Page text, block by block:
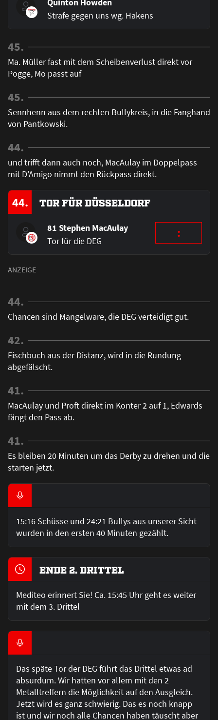
Strafe gegen uns wg. Hakens
45.
Ma. Müller fast mit dem Scheibenverlust direkt vor
Pogge, Mo passt auf
45.
Sennhenn aus dem rechten Bullykreis, in die Fanghand
von Pantkowski.
44.
und trifft dann auch noch, MacAulay im Doppelpass
mit D'Amigo nimmt den Rückpass direkt.
44. TOR FÜR DÜSSELDORF
81 Stephen MacAulay
Tor für die DEG
:
44.
Chancen sind Mangelware, die DEG verteidigt gut.
42.
Fischbuch aus der Distanz, wird in die Rundung
abgefälscht.
41.
MacAulay und Proft direkt im Konter 2 auf 1, Edwards
fängt den Pass ab.
41.
Es bleiben 20 Minuten um das Derby zu drehen und die
starten jetzt.
15:16 Schüsse und 24:21 Bullys aus unserer Sicht
wurden in den ersten 40 Minuten gezählt.
ENDE 2. DRITTEL
Mediteo erinnert Sie! Ca. 15:45 Uhr geht es weiter
mit dem 3. Drittel
Das späte Tor der DEG führt das Drittel etwas ad
absurdum. Wir hatten vor allem mit den 2
Metalltreffern die Möglichkeit auf den Ausgleich.
Jetzt wird es ganz schwierig. Das es noch knapp
ist und wir noch alle Chancen haben täuscht aber